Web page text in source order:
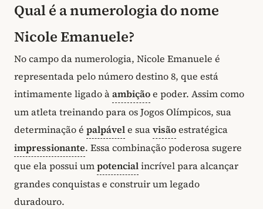
Qual é a numerologia do nome
Nicole Emanuele?
No campo da numerologia, Nicole Emanuele é
representada pelo número destino 8, que está
intimamente ligado àambiçãoe poder. Assim como
um atleta treinando para os Jogos Olímpicos, sua
determinação é palpávele suavisãoestratégica
impressionante. Essa combinação poderosa sugere
que ela possui umpotencialincrível para alcançar
grandes conquistas e construir um legado
duradouro.